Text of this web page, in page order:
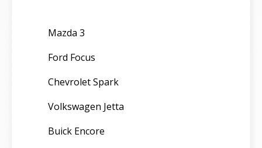
Mazda 3
Ford Focus
Chevrolet Spark
Volkswagen Jetta
Buick Encore